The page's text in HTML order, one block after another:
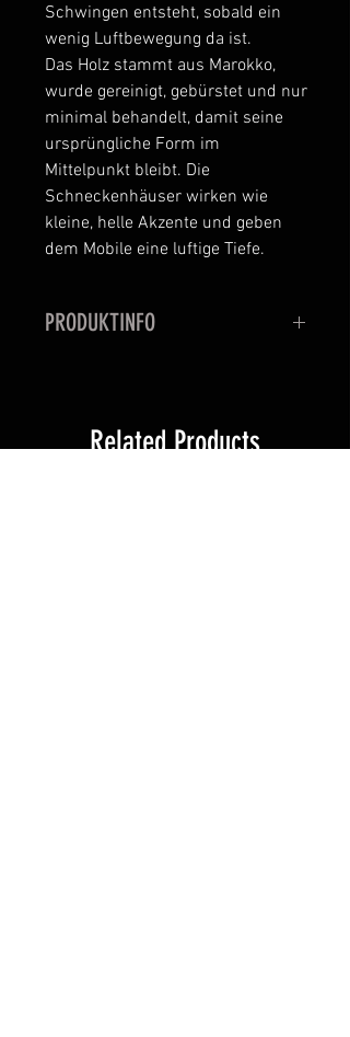
Schwingen entsteht, sobald ein
wenig Luftbewegung da ist.
Das Holz stammt aus Marokko,
wurde gereinigt, gebürstet und nur
minimal behandelt, damit seine
ursprüngliche Form im
Mittelpunkt bleibt. Die
Schneckenhäuser wirken wie
kleine, helle Akzente und geben
dem Mobile eine luftige Tiefe.
PRODUKTINFO
Kettenlänge: 50 cm, kürzbar
Related Products